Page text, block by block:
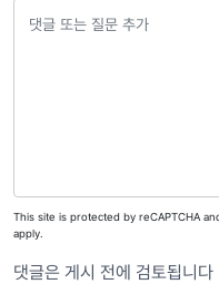
This site is protected by reCAPTCHA
apply.
댓글은 게시 전에 검토됩니다